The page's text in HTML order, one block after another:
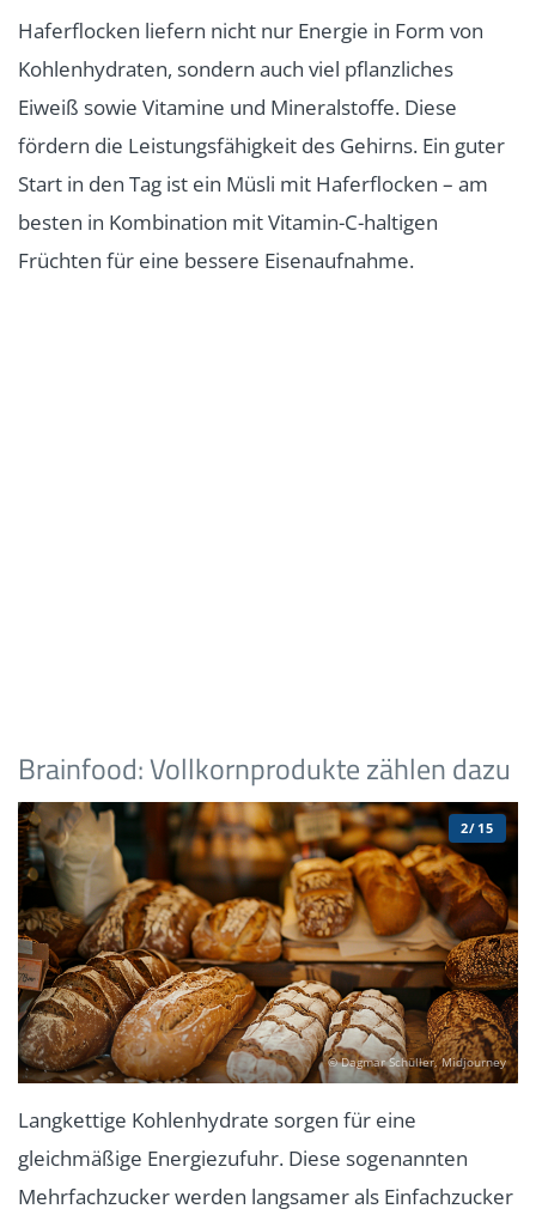
denen Sie Ihre Denkleistung und Merkfähigkeit
unterstützen können.
Haferflocken liefern nicht nur Energie in Form von
Kohlenhydraten, sondern auch viel pflanzliches
Eiweiß sowie Vitamine und Mineralstoffe. Diese
fördern die Leistungsfähigkeit des Gehirns. Ein guter
Start in den Tag ist ein Müsli mit Haferflocken – am
besten in Kombination mit Vitamin-C-haltigen
Früchten für eine bessere Eisenaufnahme.
Brainfood: Vollkornprodukte zählen dazu
© Dagmar Schüller, Midjourney
2/15
Langkettige Kohlenhydrate sorgen für eine
gleichmäßige Energiezufuhr. Diese sogenannten
Mehrfachzucker werden langsamer als Einfachzucker